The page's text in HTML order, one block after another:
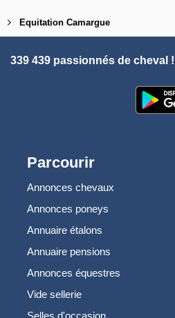
Equitation Camargue
339 439 passionnés de cheval !
Parcourir
Annonces chevaux
Annonces poneys
Annuaire étalons
Annuaire pensions
Annonces équestres
Vide sellerie